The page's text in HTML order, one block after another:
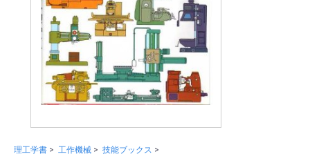
理工学書 > 工作機械 > 技能ブックス >